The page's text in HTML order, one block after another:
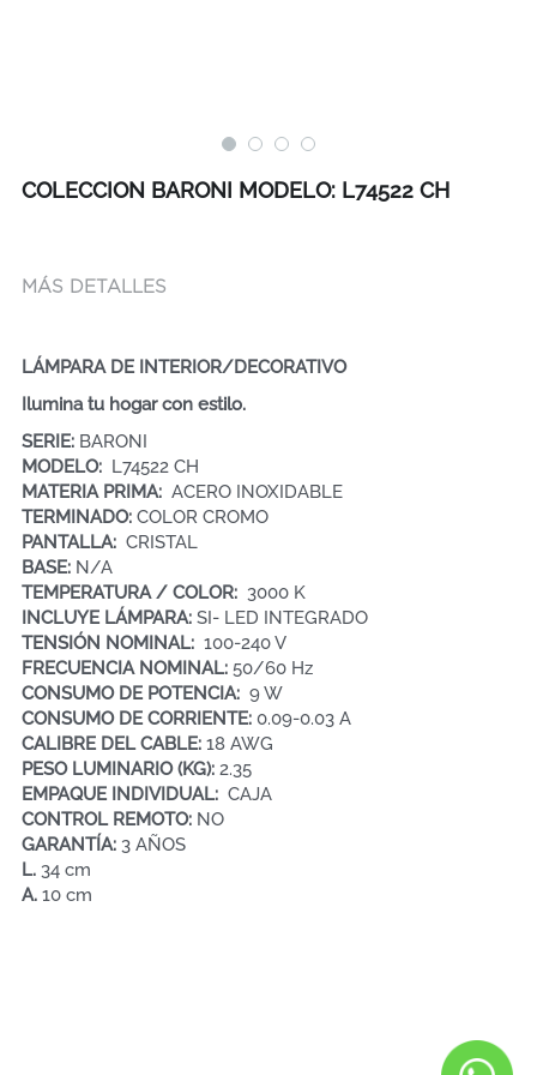
COLECCION BARONI MODELO: L74522 CH
MÁS DETALLES
LÁMPARA DE INTERIOR/DECORATIVO
Ilumina tu hogar con estilo.
SERIE: BARONI
MODELO: L74522 CH
MATERIA PRIMA: ACERO INOXIDABLE
TERMINADO: COLOR CROMO
PANTALLA: CRISTAL
BASE: N/A
TEMPERATURA / COLOR: 3000 K
INCLUYE LÁMPARA: SI- LED INTEGRADO
TENSIÓN NOMINAL: 100-240 V
FRECUENCIA NOMINAL: 50/60 Hz
CONSUMO DE POTENCIA: 9 W
CONSUMO DE CORRIENTE: 0.09-0.03 A
CALIBRE DEL CABLE: 18 AWG
PESO LUMINARIO (KG):
EMPAQUE INDIVIDUAL: CAJA
CONTROL REMOTO: NO
GARANTÍA: 3 AÑOS
L. 34 cm
A. 10 cm